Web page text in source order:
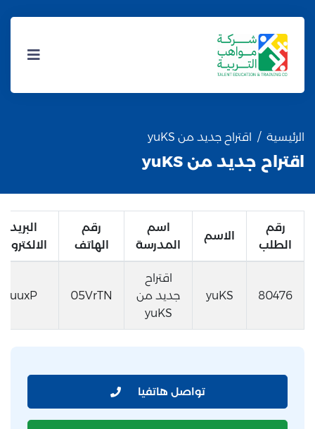
الرئيسية اقتراح جديد من yuKS
اقتراح جديد من yuKS
رقم
الطلب
الاسم
اسم
المدرسة
رقم
الهاتف
البريد
الالكتروني
80476
yuKS
اقتراح
جديد من
yuKS
05VrTN
uuxP
تواصل هاتفيا